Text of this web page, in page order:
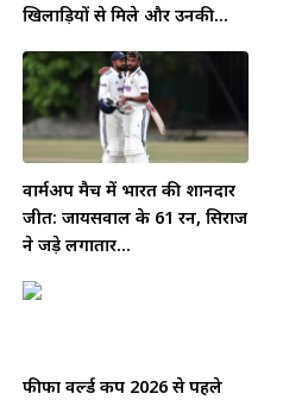
खिलाड़ियों से मिले और उनकी...
वार्मअप मैच में भारत की शानदार
जीत: जायसवाल के 61 रन, सिराज
ने जड़े लगातार...
फीफा वर्ल्ड कप 2026 से पहले